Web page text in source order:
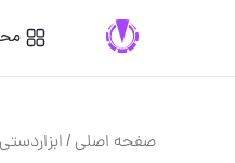
صفحه اصلی/